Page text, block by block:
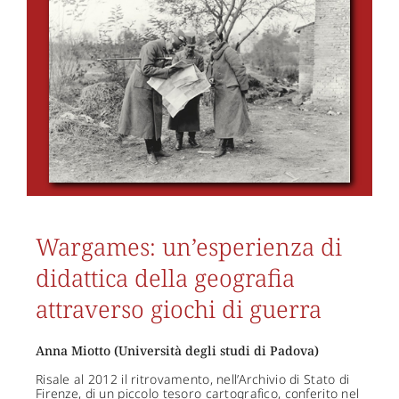
Wargames: un’esperienza di
didattica della geografia
attraverso giochi di guerra
Anna Miotto (Università degli studi di Padova)
Risale al 2012 il ritrovamento, nell’Archivio di Stato di
Firenze, di un piccolo tesoro cartografico, conferito nel